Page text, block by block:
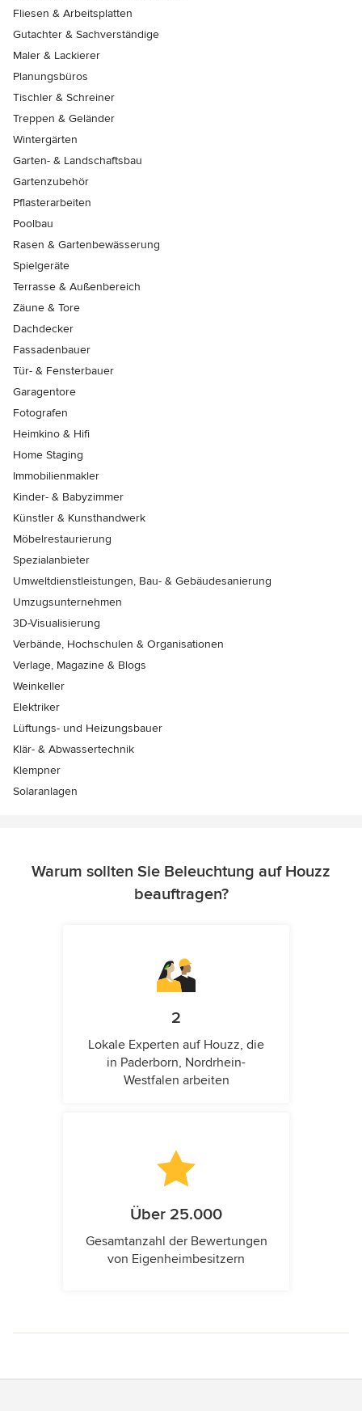
Fliesen & Arbeitsplatten
Gutachter & Sachverständige
Maler & Lackierer
Planungsbüros
Tischler & Schreiner
Treppen & Geländer
Wintergärten
Garten- & Landschaftsbau
Gartenzubehör
Pflasterarbeiten
Poolbau
Rasen & Gartenbewässerung
Spielgeräte
Terrasse & Außenbereich
Zäune & Tore
Dachdecker
Fassadenbauer
Tür- & Fensterbauer
Garagentore
Fotografen
Heimkino & Hifi
Home Staging
Immobilienmakler
Kinder- & Babyzimmer
Künstler & Kunsthandwerk
Möbelrestaurierung
Spezialanbieter
Umweltdienstleistungen, Bau- & Gebäudesanierung
Umzugsunternehmen
3D-Visualisierung
Verbände, Hochschulen & Organisationen
Verlage, Magazine & Blogs
Weinkeller
Elektriker
Lüftungs- und Heizungsbauer
Klär- & Abwassertechnik
Klempner
Solaranlagen
Warum sollten Sie Beleuchtung auf Houzz
beauftragen?
2
Lokale Experten auf Houzz, die
in Paderborn, Nordrhein-
Westfalen arbeiten
Über 25.000
Gesamtanzahl der Bewertungen
von Eigenheimbesitzern